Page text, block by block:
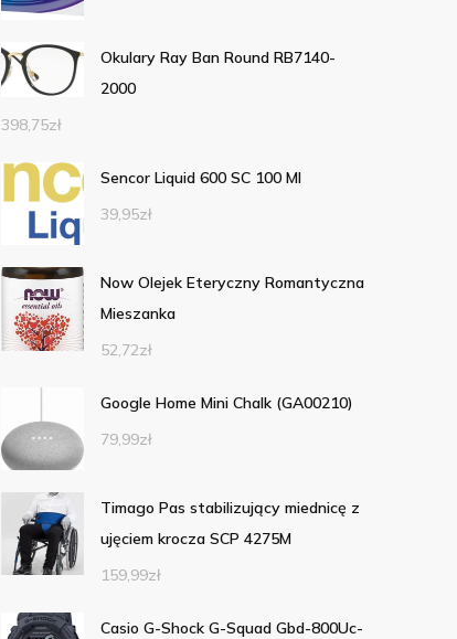
Okulary Ray Ban Round RB7140-
2000
398,75zł
Sencor Liquid 600 SC 100 Ml
39,95zł
Now Olejek Eteryczny Romantyczna
Mieszanka
52,72zł
Google Home Mini Chalk (GA00210)
79,99zł
Timago Pas stabilizujący miednicę z
ujęciem krocza SCP 4275M
159,99zł
Casio G-Shock G-Squad Gbd-800Uc-